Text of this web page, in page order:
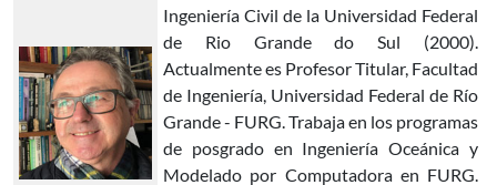
Ingeniería Civil de la Universidad Federal
de Rio Grande do Sul (2000).
Actualmente es Profesor Titular, Facultad
de Ingeniería, Universidad Federal de Río
Grande - FURG. Trabaja en los programas
de posgrado en Ingeniería Oceánica y
Modelado por Computadora en FURG.